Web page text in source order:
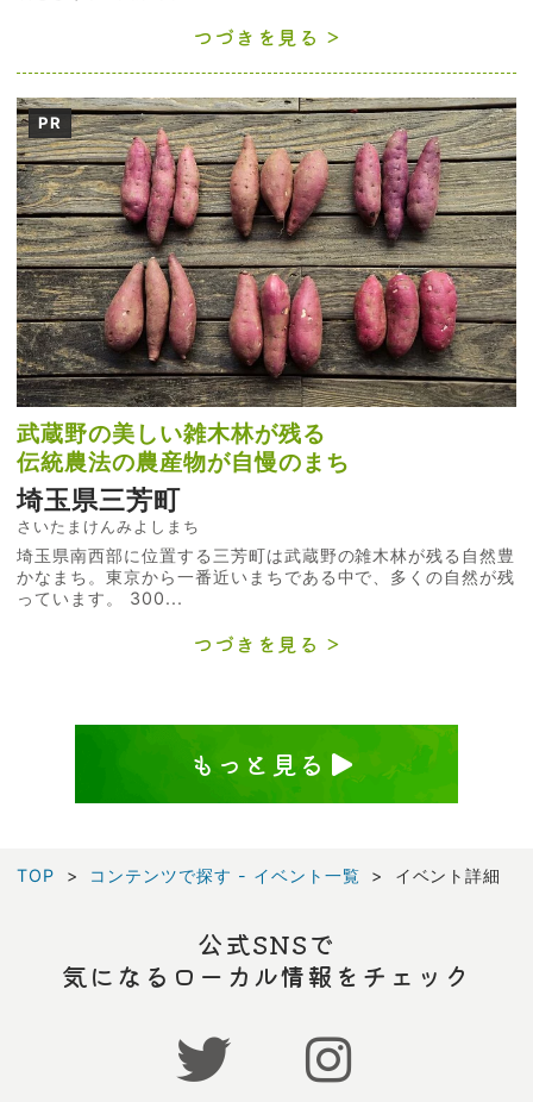
つづきを見る
PR
武蔵野の美しい雑木林が残る
伝統農法の農産物が自慢のまち
埼玉県三芳町
さいたまけんみよしまち
埼玉県南西部に位置する三芳町は武蔵野の雑木林が残る自然豊
かなまち。東京から一番近いまちである中で、多くの自然が残
っています。 300...
つづきを見る
もっと見る
TOP コンテンツで探す - イベント一覧 イベント詳細
公式SNSで
気になるローカル情報をチェック